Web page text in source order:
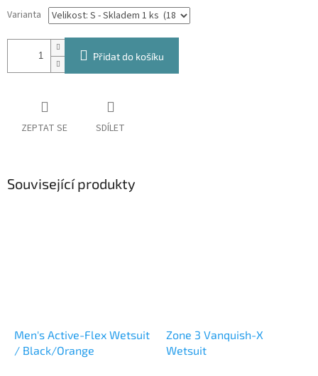
Varianta
Přidat do košíku
ZEPTAT SE SDÍLET
Související produkty
Men's Active-Flex Wetsuit
/ Black/Orange
Zone 3 Vanquish-X
Wetsuit